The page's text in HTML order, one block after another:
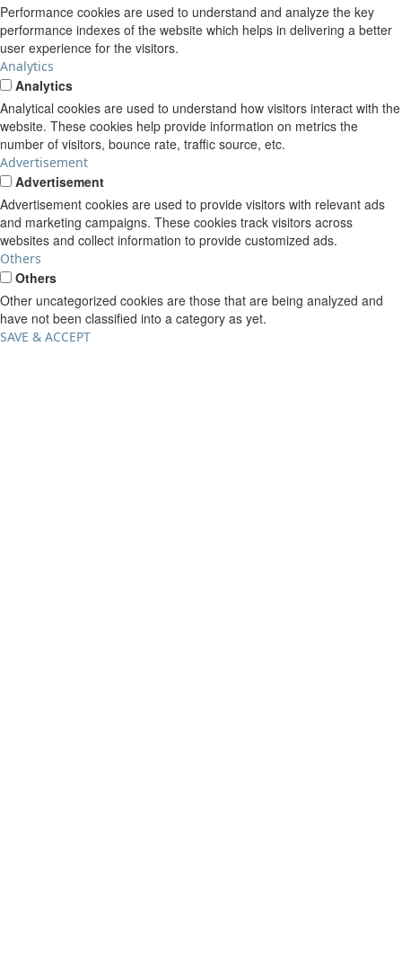
Performance cookies are used to understand and analyze the key
performance indexes of the website which helps in delivering a better
user experience for the visitors.
Analytics
Analytics
Analytical cookies are used to understand how visitors interact with the
website. These cookies help provide information on metrics the
number of visitors, bounce rate, traffic source, etc.
Advertisement
Advertisement
Advertisement cookies are used to provide visitors with relevant ads
and marketing campaigns. These cookies track visitors across
websites and collect information to provide customized ads.
Others
Others
Other uncategorized cookies are those that are being analyzed and
have not been classified into a category as yet.
SAVE & ACCEPT